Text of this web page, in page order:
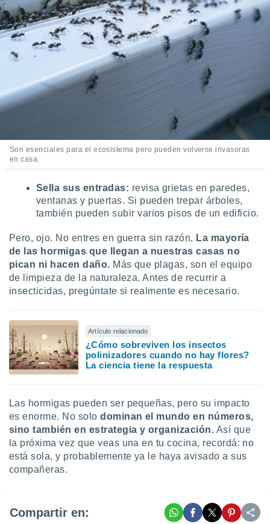
Son esenciales para el ecosistema pero pueden volverse invasoras
en casa.
Sella sus entradas: revisa grietas en paredes,
ventanas y puertas. Si pueden trepar árboles,
también pueden subir varios pisos de un edificio.
Pero, ojo. No entres en guerra sin razón. La mayoría
de las hormigas que llegan a nuestras casas no
pican ni hacen daño. Más que plagas, son el equipo
de limpieza de la naturaleza. Antes de recurrir a
insecticidas, pregúntate si realmente es necesario.
Artículo relacionado
¿Cómo sobreviven los insectos
polinizadores cuando no hay flores?
La ciencia tiene la respuesta
Las hormigas pueden ser pequeñas, pero su impacto
es enorme. No solodominan el mundo en números,
sino también en estrategia y organización. Así que
la próxima vez que veas una en tu cocina, recordá: no
está sola, y probablemente ya le haya avisado a sus
compañeras.
Compartir en: